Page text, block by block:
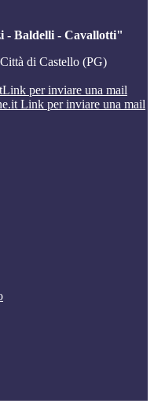
- Baldelli - Cavallotti"
di Castello (PG)
Link per inviare una mail
Link per inviare una mail